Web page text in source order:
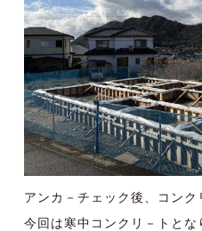
アンカ－チェック後、コンク
今回は寒中コンクリ－トと